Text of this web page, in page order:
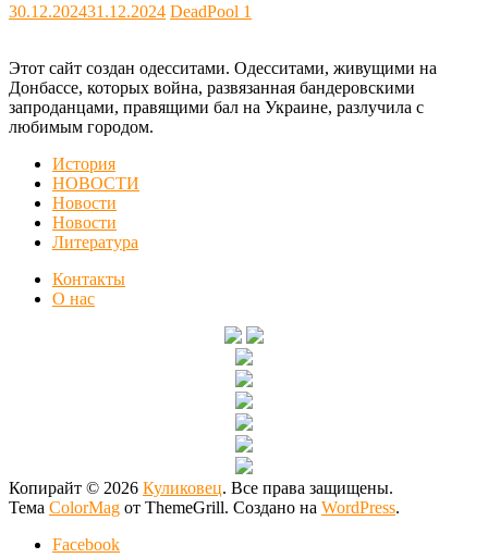
30.12.202431.12.2024 DeadPool 1
Этот сайт создан одесситами. Одесситами, живущими на
Донбассе, которых война, развязанная бандеровскими
запроданцами, правящими бал на Украине, разлучила с
любимым городом.
История
НОВОСТИ
Новости
Новости
Литература
Контакты
О нас
Копирайт © 2026 Куликовец. Все права защищены.
Тема ColorMag от ThemeGrill. Создано на WordPress.
Facebook